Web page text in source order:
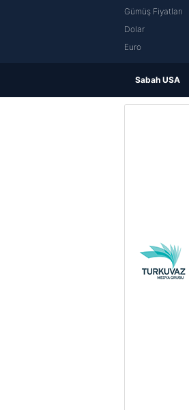
Gümüş Fiyatları
Dolar
Euro
Sabah USA